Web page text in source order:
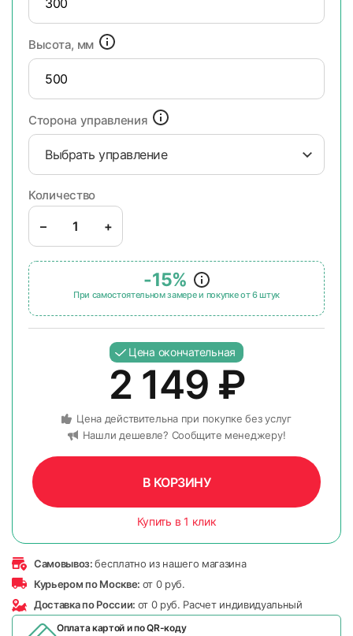
Высота, мм
Сторона управления
Выбрать управление
Количество
– +
-15%
При самостоятельном замере и покупке от 6 штук
Цена окончательная
2 149 ₽
Цена действительна при покупке без услуг
Нашли дешевле? Сообщите менеджеру!
В КОРЗИНУ
Купить в 1 клик
Самовывоз:бесплатно из нашего магазина
Курьером по Москве: от 0 руб.
Доставка по России: от 0 руб. Расчет индивидуальный
Оплата картой и поQR-коду